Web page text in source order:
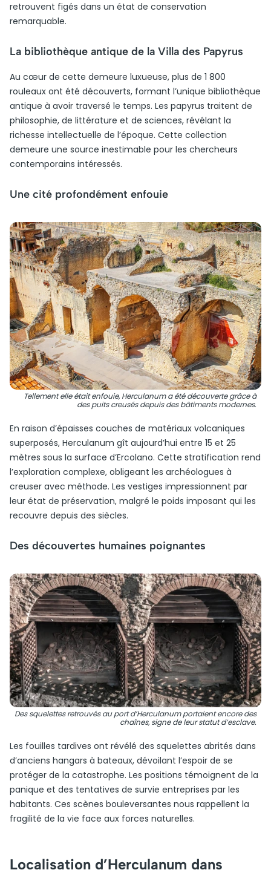
retrouvent figés dans un état de conservation
remarquable.
La bibliothèque antique de la Villa des Papyrus
Au cœur de cette demeure luxueuse, plus de 1 800
rouleaux ont été découverts, formant l’unique bibliothèque
antique à avoir traversé le temps. Les papyrus traitent de
philosophie, de littérature et de sciences, révélant la
richesse intellectuelle de l’époque. Cette collection
demeure une source inestimable pour les chercheurs
contemporains intéressés.
Une cité profondément enfouie
Tellement elle était enfouie, Herculanum a été découverte grâce à
des puits creusés depuis des bâtiments modernes.
En raison d’épaisses couches de matériaux volcaniques
superposés, Herculanum gît aujourd’hui entre 15 et 25
mètres sous la surface d’Ercolano. Cette stratification rend
l’exploration complexe, obligeant les archéologues à
creuser avec méthode. Les vestiges impressionnent par
leur état de préservation, malgré le poids imposant qui les
recouvre depuis des siècles.
Des découvertes humaines poignantes
Des squelettes retrouvés au port d’Herculanum portaient encore des
chaînes, signe de leur statut d’esclave.
Les fouilles tardives ont révélé des squelettes abrités dans
d’anciens hangars à bateaux, dévoilant l’espoir de se
protéger de la catastrophe. Les positions témoignent de la
panique et des tentatives de survie entreprises par les
habitants. Ces scènes bouleversantes nous rappellent la
fragilité de la vie face aux forces naturelles.
Localisation d’Herculanum dans